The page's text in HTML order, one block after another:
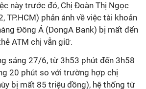
này trước đó, Chị Đoàn Thị Ngọc
TP.HCM) phản ánh về việc tài khoản
Đông Á (DongA Bank) bị mất đến
ATM chị vẫn giữ.
sáng 27/6, từ 3h53 phút đến 3h58
20 phút so với trường hợp chị
bị mất 85 triệu đồng), hệ thống từ